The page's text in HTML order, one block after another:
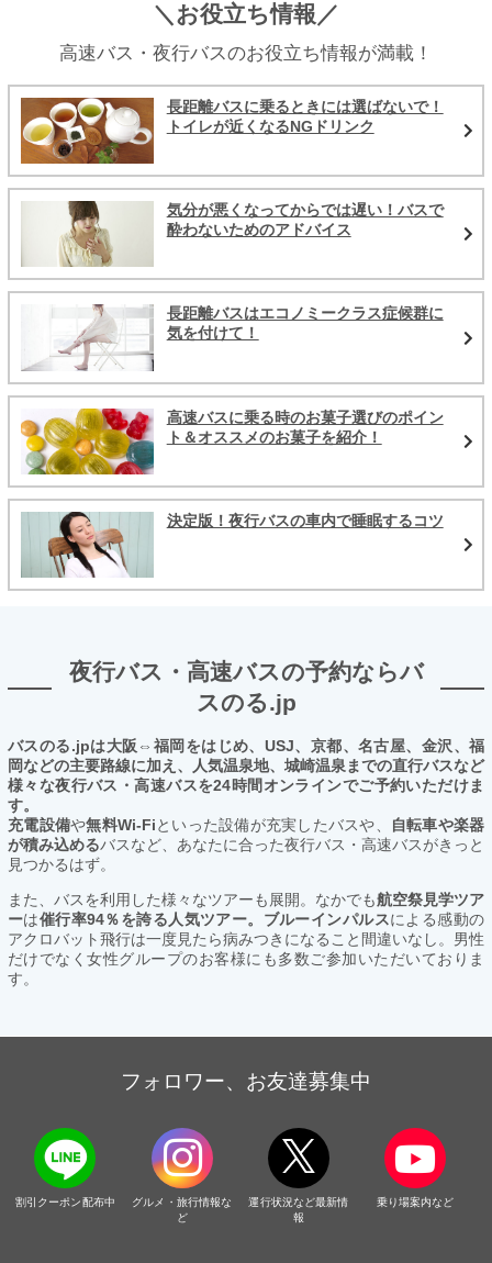
＼お役立ち情報／
高速バス・夜行バスのお役立ち情報が満載！
長距離バスに乗るときには選ばないで！
トイレが近くなるNGドリンク
気分が悪くなってからでは遅い！バスで
酔わないためのアドバイス
長距離バスはエコノミークラス症候群に
気を付けて！
高速バスに乗る時のお菓子選びのポイン
ト＆オススメのお菓子を紹介！
決定版！夜行バスの車内で睡眠するコツ
夜行バス・高速バスの予約ならバ
スのる.jp
バスのる.jpは大阪⇔福岡をはじめ、USJ、京都、名古屋、金沢、福
岡などの主要路線に加え、人気温泉地、城崎温泉までの直行バスなど
様々な夜行バス・高速バスを24時間オンラインでご予約いただけま
す。
充電設備や無料Wi-Fiといった設備が充実したバスや、
自転車や楽器
が積み込めるバスなど、あなたに合った夜行バス・高速バスがきっと
見つかるはず。
また、バスを利用した様々なツアーも展開。なかでも航空祭見学ツア
ーは催行率94％を誇る人気ツアー。ブルーインパルスによる感動の
アクロバット飛行は一度見たら病みつきになること間違いなし。男性
だけでなく女性グループのお客様にも多数ご参加いただいておりま
す。
フォロワー、お友達募集中
割引クーポン配布中
グルメ・旅行情報な
ど
運行状況など最新情
報
乗り場案内など